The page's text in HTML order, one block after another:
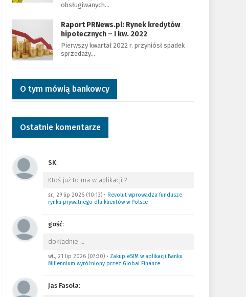
obsługiwanych…
Raport PRNews.pl: Rynek kredytów
hipotecznych – I kw. 2022
Pierwszy kwartał 2022 r. przyniósł spadek
sprzedaży…
O tym mówią bankowcy
Ostatnie komentarze
SK:
Ktoś już to ma w aplikacji ? …
śr., 29 lip 2026 (10:13)• Revolut wprowadza fundusze
rynku prywatnego dla klientów w Polsce
gość:
dokładnie …
wt., 21 lip 2026 (07:30)• Zakup eSIM w aplikacji Banku
Millennium wyróżniony przez Global Finance
Jas Fasola: